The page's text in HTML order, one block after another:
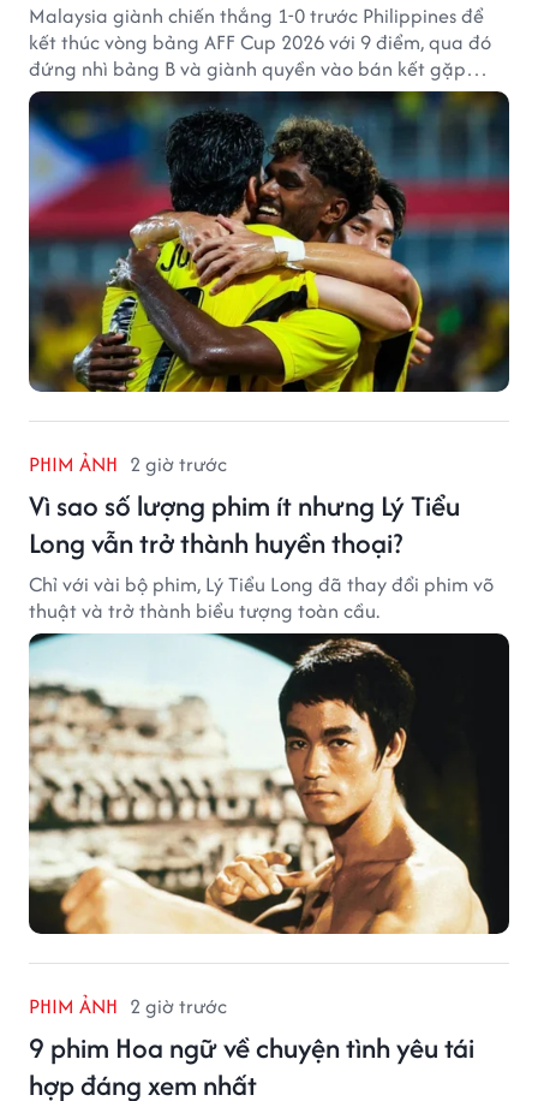
Malaysia giành chiến thắng 1-0 trước Philippines để
kết thúc vòng bảng AFF Cup 2026 với 9 điểm, qua đó
đứng nhì bảng B và giành quyền vào bán kết gặp
tuyển Việt Nam.
PHIM ẢNH 2 giờ trước
Vì sao số lượng phim ít nhưng Lý Tiểu
Long vẫn trở thành huyền thoại?
Chỉ với vài bộ phim, Lý Tiểu Long đã thay đổi phim võ
thuật và trở thành biểu tượng toàn cầu.
PHIM ẢNH 2 giờ trước
9 phim Hoa ngữ về chuyện tình yêu tái
hợp đáng xem nhất